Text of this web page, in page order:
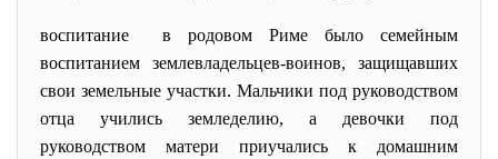
воспитание в родовом Риме было семейным
воспитанием землевладельцев-воинов, защищавших
свои земельные участки. Мальчики под руководством
отца учились земледелию, а девочки под
руководством матери приучались к домашним